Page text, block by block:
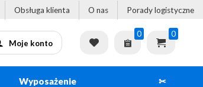
Obsługa klienta O nas Porady logistyczne
Moje konto
0 0
Wyposażenie ✂